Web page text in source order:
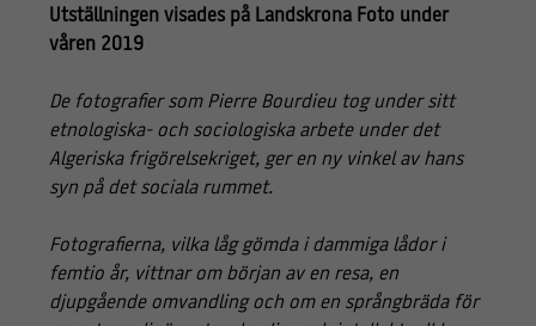
Utställningen visades på Landskrona Foto under
våren 2019
De fotografier som Pierre Bourdieu tog under sitt
etnologiska- och sociologiska arbete under det
Algeriska frigörelsekriget, ger en ny vinkel av hans
syn på det sociala rummet.
Fotografierna, vilka låg gömda i dammiga lådor i
femtio år, vittnar om början av en resa, en
djupgående omvandling och om en språngbräda för